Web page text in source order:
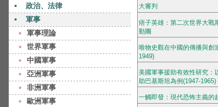
政治、法律
軍事
軍事理論
世界軍事
中國軍事
亞洲軍事
非洲軍事
歐洲軍事
大審判
痞子英雄：第二次世界大戰
勤團
唯物史觀在中國的傳播與創
1949)
美國軍事援助有效性研究：
助巴基斯坦為例(1947-1965)
一觸即發：現代恐怖主義的